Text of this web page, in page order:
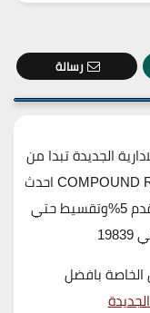
رسالة
الجديدة تبدا من
9,625,000 مليون جنية COMPOUND RIVER DISTRICT احدث
مشاريع شركة النيل للتطوير العقاري بمقدم 5%وتقسيط حتي
بافضل